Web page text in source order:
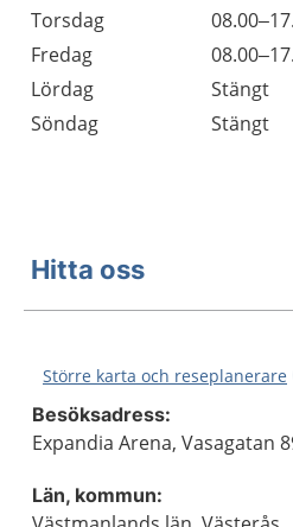
Torsdag
Fredag
Lördag
Stängt
Söndag
Stängt
Hitta oss
Större karta och reseplanerare
Besöksadress:
Expandia Arena, Vasagatan
Län, kommun: